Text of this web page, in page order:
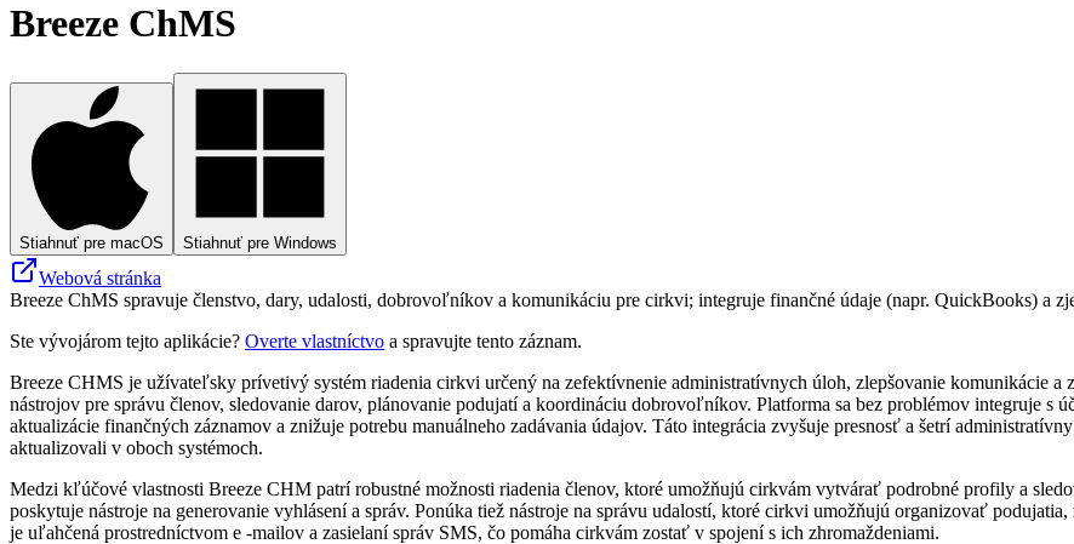
Breeze ChMS
Stiahnuť pre macOS Stiahnuť pre Windows
Webová stránka
Breeze ChMS spravuje členstvo, dary, udalosti, dobrovoľníkov a komunikáciu pre cirkvi; integruje finančné údaje (napr. QuickBooks) a
Ste vývojárom tejto aplikácie? Overte vlastníctvo a spravujte tento záznam.
Breeze CHMS je užívateľsky prívetivý systém riadenia cirkvi určený na zefektívnenie administratívnych úloh, zlepšovanie komunikácie a
nástrojov pre správu členov, sledovanie darov, plánovanie podujatí a koordináciu dobrovoľníkov. Platforma sa bez problémov integruje s
aktualizácie finančných záznamov a znižuje potrebu manuálneho zadávania údajov. Táto integrácia zvyšuje presnosť a šetrí
aktualizovali v oboch systémoch.
Medzi kľúčové vlastnosti Breeze CHM patrí robustné možnosti riadenia členov, ktoré umožňujú cirkvám vytvárať podrobné profily a
poskytuje nástroje na generovanie vyhlásení a správ. Ponúka tiež nástroje na správu udalostí, ktoré cirkvi umožňujú organizovať
je uľahčená prostredníctvom e -mailov a zasielaní správ SMS, čo pomáha cirkvám zostať v spojení s ich zhromaždeniami.